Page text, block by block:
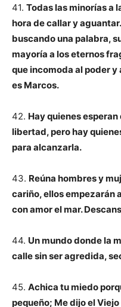
41. Todas las minorías a
hora de callar y
buscando una palabra,
mayoría a los eternos
que incomoda al poder y
es Marcos.
42. Hay quienes
libertad, pero hay
para alcanzarla.
43. Reúna hombres y
cariño, ellos empezarán
con amor el mar.
44. Un mundo donde la
calle sin ser agredida,
45. Achica tu miedo
pequeño; Me dijo el